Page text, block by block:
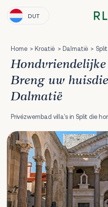
DUT
Home Kroatië Dalmatië Split
Breng uw
Dalmatië
Privézwembad villa's in Split die